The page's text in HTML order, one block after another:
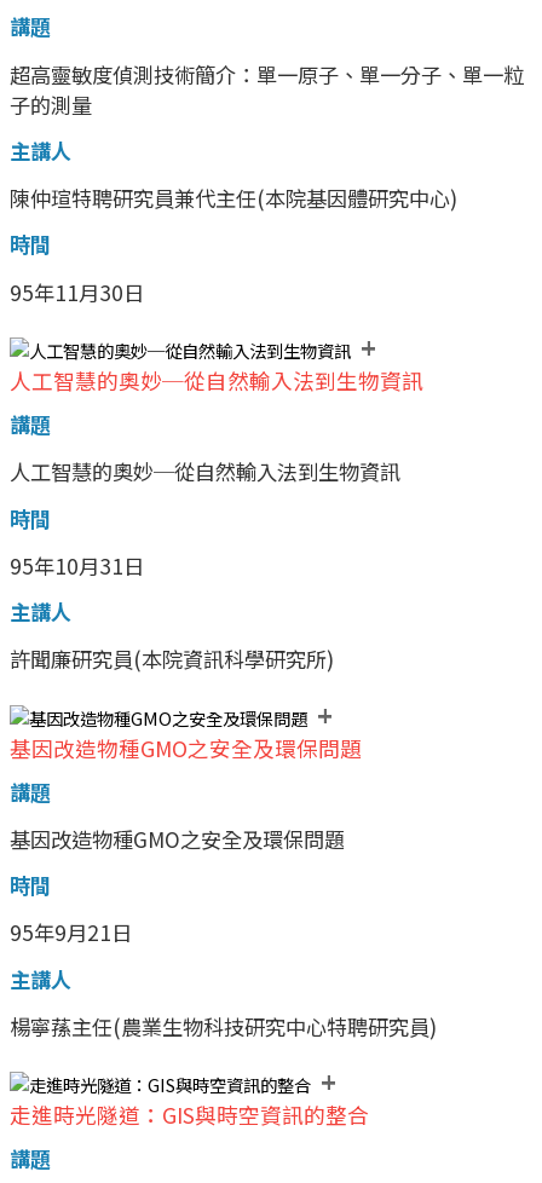
講題
超高靈敏度偵測技術簡介：單一原子、單一分子、單一粒
子的測量
主講人
陳仲瑄特聘研究員兼代主任(本院基因體研究中心)
時間
95年11月30日
+
人工智慧的奧妙─從自然輸入法到生物資訊
講題
人工智慧的奧妙─從自然輸入法到生物資訊
時間
95年10月31日
主講人
許聞廉研究員(本院資訊科學研究所)
+
基因改造物種GMO之安全及環保問題
講題
基因改造物種GMO之安全及環保問題
時間
95年9月21日
主講人
楊寧蓀主任(農業生物科技研究中心特聘研究員)
+
走進時光隧道：GIS與時空資訊的整合
講題